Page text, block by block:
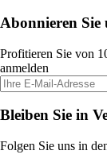
Abonnieren Sie
Profitieren Sie von
anmelden
Bleiben Sie in
Folgen Sie uns in